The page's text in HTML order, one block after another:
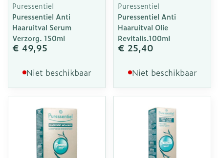
Puressentiel
Puressentiel Anti
Haaruitval Serum
Verzorg. 150ml
€ 49,95
Niet beschikbaar
Puressentiel
Puressentiel Anti
Haaruitval Olie
Revitalis.100ml
€ 25,40
Niet beschikbaar